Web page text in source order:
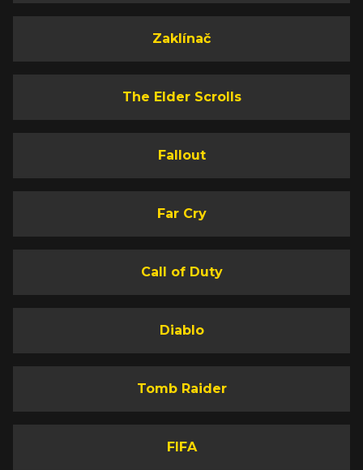
Zaklínač
The Elder Scrolls
Fallout
Far Cry
Call of Duty
Diablo
Tomb Raider
FIFA